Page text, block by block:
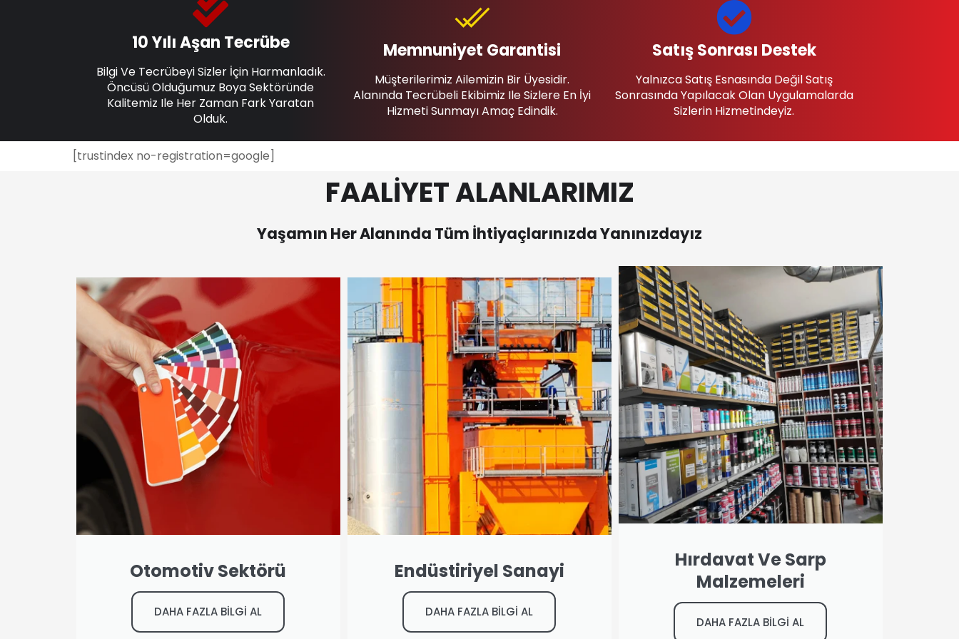
10 Yılı Aşan Tecrübe
Bilgi Ve Tecrübeyi Sizler İçin Harmanladık.
Öncüsü Olduğumuz Boya Sektöründe
Kalitemiz Ile Her Zaman Fark Yaratan
Olduk.
Memnuniyet Garantisi
Müşterilerimiz Ailemizin Bir Üyesidir.
Alanında Tecrübeli Ekibimiz Ile Sizlere En İyi
Hizmeti Sunmayı Amaç Edindik.
Satış Sonrası Destek
Yalnızca Satış Esnasında Değil Satış
Sonrasında Yapılacak Olan Uygulamalarda
Sizlerin Hizmetindeyiz.
[trustindex no-registration=google]
FAALİYET ALANLARIMIZ
Yaşamın Her Alanında Tüm İhtiyaçlarınızda Yanınızdayız
Otomotiv Sektörü
DAHA FAZLA BİLGİ AL
Endüstiriyel Sanayi
DAHA FAZLA BİLGİ AL
Hırdavat Ve Sarp
Malzemeleri
DAHA FAZLA BİLGİ AL